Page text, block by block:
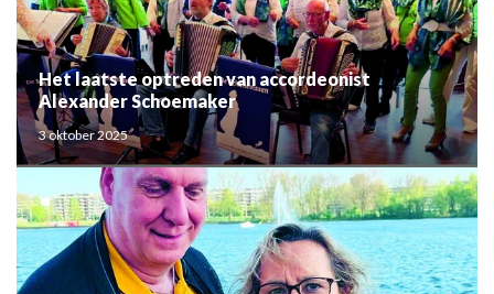
Het laatste optreden van accordeonist
Alexander Schoemaker
3 oktober 2025